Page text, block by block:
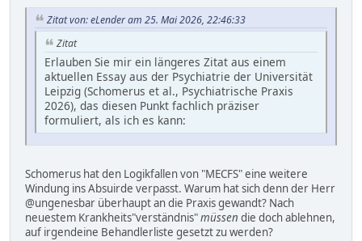
Zitat von: eLender am 25. Mai 2026, 22:46:33
Zitat
Erlauben Sie mir ein längeres Zitat aus einem
aktuellen Essay aus der Psychiatrie der Universität
Leipzig (Schomerus et al., Psychiatrische Praxis
2026), das diesen Punkt fachlich präziser
formuliert, als ich es kann:
Schomerus hat den Logikfallen von "MECFS" eine weitere
Windung ins Absuirde verpasst. Warum hat sich denn der Herr
@ungenesbar überhaupt an die Praxis gewandt? Nach
neuestem Krankheits"verständnis"müssen die doch ablehnen,
auf irgendeine Behandlerliste gesetzt zu werden?